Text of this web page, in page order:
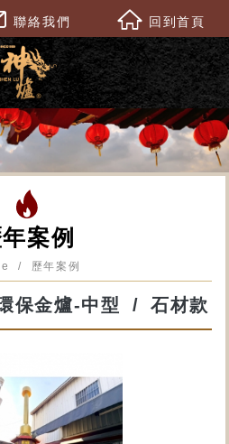
案例
歷年案例
保金爐-中型 石材款
聯絡我們 回到首頁